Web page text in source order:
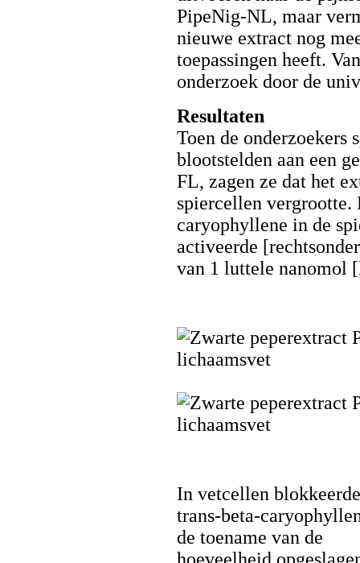
PipeNig-NL, maar
nieuwe extract nog
toepassingen heeft.
onderzoek door de
Resultaten
Toen de onderzoekers
blootstelden aan een
FL, zagen ze dat het
spiercellen vergrootte.
caryophyllene in de
activeerde
van 1 luttele nanomol
In vetcellen blokkeerde
trans-beta-
de toename van de